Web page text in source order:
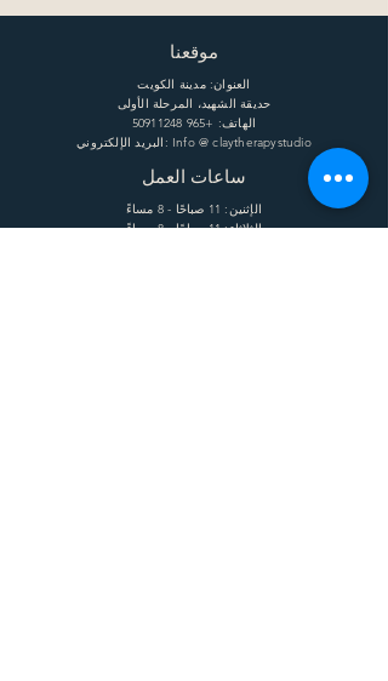
موقعنا
العنوان: مدينة الكويت
حديقة الشهيد، المرحلة الأولى
الهاتف: +965 50911248
البريد الإلكتروني: Info @ claytherapystudio
ساعات العمل
الإثنين: 11 صباحًا - 8 مساءً
الثلاثاء: 11 صباحًا - 8 مساءً